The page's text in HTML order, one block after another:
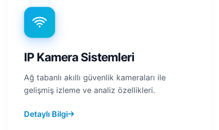
IP Kamera Sistemleri
Ağ tabanlı akıllı güvenlik kameraları ile
gelişmiş izleme ve analiz özellikleri.
Detaylı Bilgi